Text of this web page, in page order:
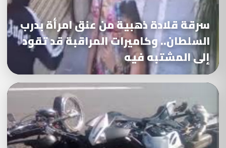
سرقة قلادة ذهبية من عنق امرأة بدرب
السلطان.. وكاميرات المراقبة قد تقود
إلى المشتبه فيه